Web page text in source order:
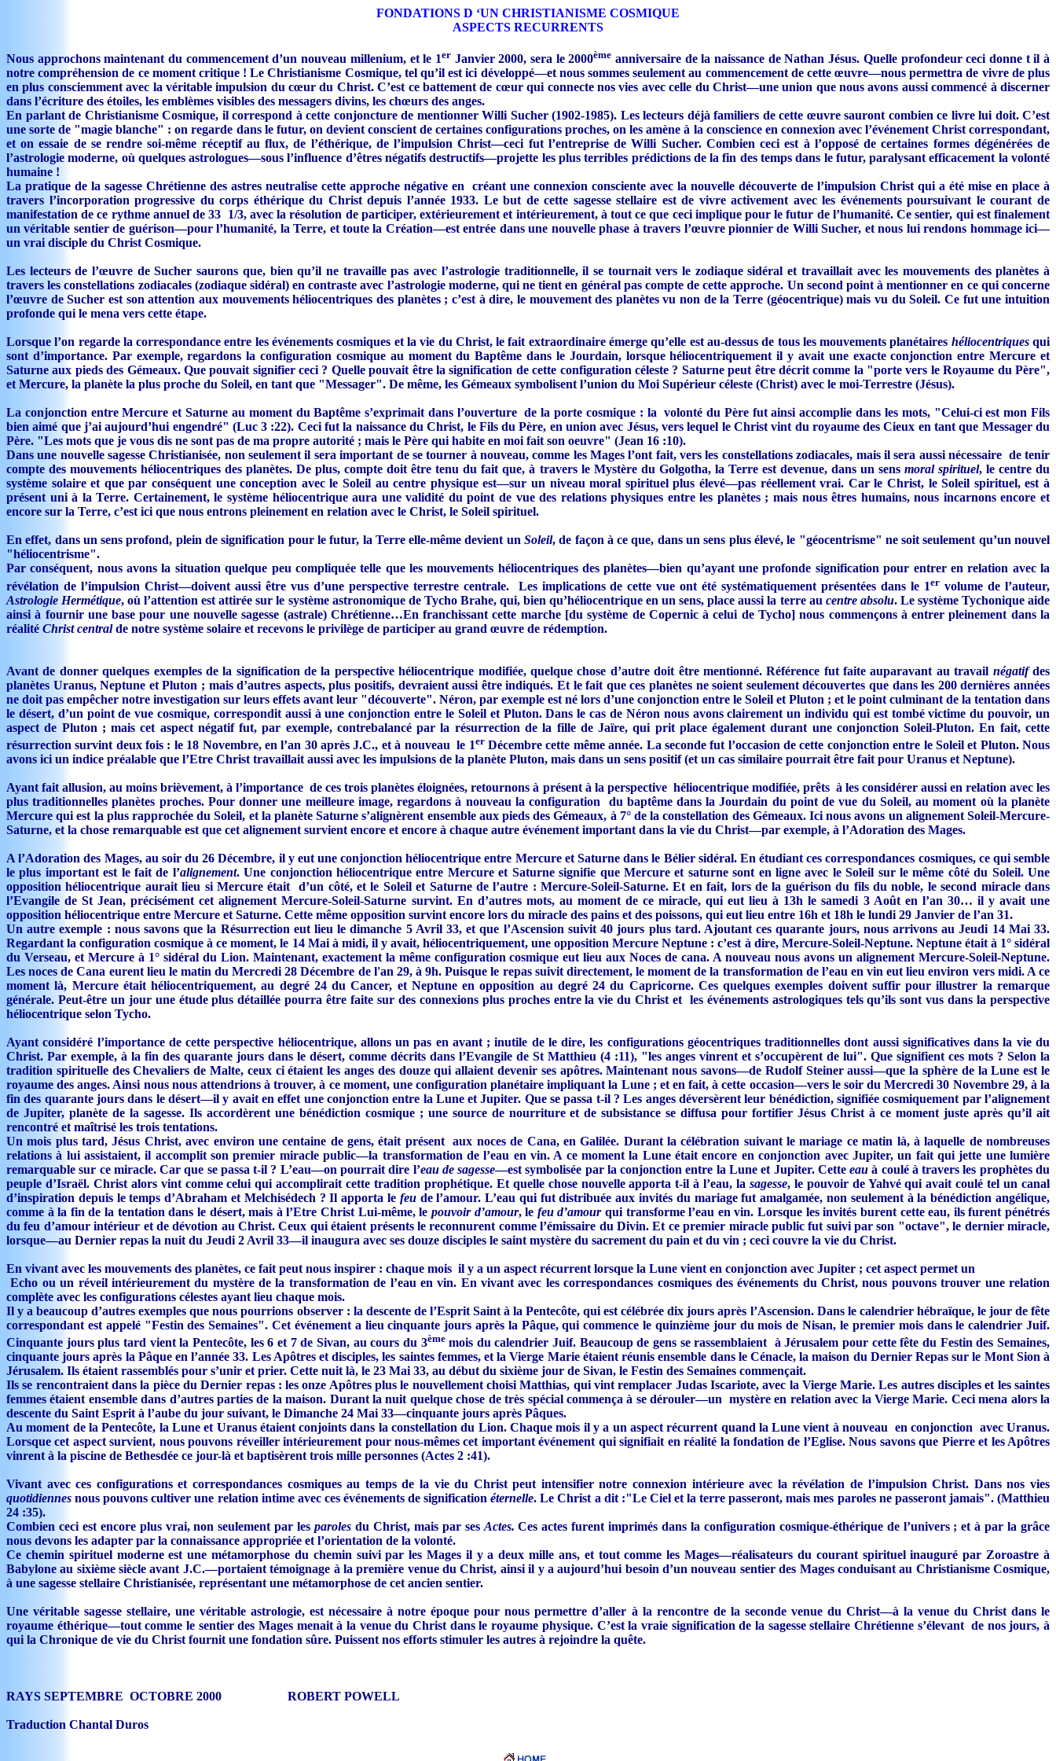
FONDATIONS D ‘UN CHRISTIANISME COSMIQUE
ASPECTS RECURRENTS
Nous approchons maintenant du commencement d’un nouveau millenium, et le 1erJanvier 2000, sera le 2000ème anniversaire de la naissance de Nathan Jésus. Quelle profondeur ceci donne t il à
notre compréhension de ce moment critique ! Le Christianisme Cosmique, tel qu’il est ici développé—et nous sommes seulement au commencement de cette œuvre—nous permettra de vivre de plus
en plus consciemment avec la véritable impulsion du cœur du Christ. C’est ce battement de cœur qui connecte nos vies avec celle du Christ—une union que nous avons aussi commencé à discerner
dans l’écriture des étoiles, les emblèmes visibles des messagers divins, les chœurs des anges.
En parlant de Christianisme Cosmique, il correspond à cette conjoncture de mentionner Willi Sucher (1902-1985). Les lecteurs déjà familiers de cette œuvre sauront combien ce livre lui doit. C’est
une sorte de "magie blanche" : on regarde dans le futur, on devient conscient de certaines configurations proches, on les amène à la conscience en connexion avec l’événement Christ correspondant,
et on essaie de se rendre soi-même réceptif au flux, de l’éthérique, de l’impulsion Christ—ceci fut l’entreprise de Willi Sucher. Combien ceci est à l’opposé de certaines formes dégénérées de
l’astrologie moderne, où quelques astrologues—sous l’influence d’êtres négatifs destructifs—projette les plus terribles prédictions de la fin des temps dans le futur, paralysant efficacement la volonté
humaine !
La pratique de la sagesse Chrétienne des astres neutralise cette approche négative en créant une connexion consciente avec la nouvelle découverte de l’impulsion Christ qui a été mise en place à
travers l’incorporation progressive du corps éthérique du Christ depuis l’année 1933. Le but de cette sagesse stellaire est de vivre activement avec les événements poursuivant le courant de
manifestation de ce rythme annuel de 33 1/3, avec la résolution de participer, extérieurement et intérieurement, à tout ce que ceci implique pour le futur de l’humanité. Ce sentier, qui est finalement
un véritable sentier de guérison—pour l’humanité, la Terre, et toute la Création—est entrée dans une nouvelle phase à travers l’œuvre pionnier de Willi Sucher, et nous lui rendons hommage ici—
un vrai disciple du Christ Cosmique.
Les lecteurs de l’œuvre de Sucher saurons que, bien qu’il ne travaille pas avec l’astrologie traditionnelle, il se tournait vers le zodiaque sidéral et travaillait avec les mouvements des planètes à
travers les constellations zodiacales (zodiaque sidéral) en contraste avec l’astrologie moderne, qui ne tient en général pas compte de cette approche. Un second point à mentionner en ce qui concerne
l’œuvre de Sucher est son attention aux mouvements héliocentriques des planètes ; c’est à dire, le mouvement des planètes vu non de la Terre (géocentrique) mais vu du Soleil. Ce fut une intuition
profonde qui le mena vers cette étape.
Lorsque l’on regarde la correspondance entre les événements cosmiques et la vie du Christ, le fait extraordinaire émerge qu’elle est au-dessus de tous les mouvements planétaires héliocentriquesqui
sont d’importance. Par exemple, regardons la configuration cosmique au moment du Baptême dans le Jourdain, lorsque héliocentriquement il y avait une exacte conjonction entre Mercure et
Saturne aux pieds des Gémeaux. Que pouvait signifier ceci ? Quelle pouvait être la signification de cette configuration céleste ? Saturne peut être décrit comme la "porte vers le Royaume du Père",
et Mercure, la planète la plus proche du Soleil, en tant que "Messager". De même, les Gémeaux symbolisent l’union du Moi Supérieur céleste (Christ) avec le moi-Terrestre (Jésus).
La conjonction entre Mercure et Saturne au moment du Baptême s’exprimait dans l’ouverture de la porte cosmique : la volonté du Père fut ainsi accomplie dans les mots, "Celui-ci est mon Fils
bien aimé que j’ai aujourd’hui engendré" (Luc 3 :22). Ceci fut la naissance du Christ, le Fils du Père, en union avec Jésus, vers lequel le Christ vint du royaume des Cieux en tant que Messager du
Père. "Les mots que je vous dis ne sont pas de ma propre autorité ; mais le Père qui habite en moi fait son oeuvre" (Jean 16 :10).
Dans une nouvelle sagesse Christianisée, non seulement il sera important de se tourner à nouveau, comme les Mages l’ont fait, vers les constellations zodiacales, mais il sera aussi nécessaire de tenir
compte des mouvements héliocentriques des planètes. De plus, compte doit être tenu du fait que, à travers le Mystère du Golgotha, la Terre est devenue, dans un sens moral spirituel, le centre du
système solaire et que par conséquent une conception avec le Soleil au centre physique est—sur un niveau moral spirituel plus élevé—pas réellement vrai. Car le Christ, le Soleil spirituel, est à
présent uni à la Terre. Certainement, le système héliocentrique aura une validité du point de vue des relations physiques entre les planètes ; mais nous êtres humains, nous incarnons encore et
encore sur la Terre, c’est ici que nous entrons pleinement en relation avec le Christ, le Soleil spirituel.
En effet, dans un sens profond, plein de signification pour le futur, la Terre elle-même devient un Soleil, de façon à ce que, dans un sens plus élevé, le "géocentrisme" ne soit seulement qu’un nouvel
"héliocentrisme".
Par conséquent, nous avons la situation quelque peu compliquée telle que les mouvements héliocentriques des planètes—bien qu’ayant une profonde signification pour entrer en relation avec la
révélation de l’impulsion Christ—doivent aussi être vus d’une perspective terrestre centrale. Les implications de cette vue ont été systématiquement présentées dans le 1er volume de l’auteur,
Astrologie Hermétique, où l’attention est attirée sur le système astronomique de Tycho Brahe, qui, bien qu’héliocentrique en un sens, place aussi la terre au centre absolu. Le système Tychonique aide
ainsi à fournir une base pour une nouvelle sagesse (astrale) Chrétienne…En franchissant cette marche [du système de Copernic à celui de Tycho] nous commençons à entrer pleinement dans la
réalité Christ centralde notre système solaire et recevons le privilège de participer au grand œuvre de rédemption.
Avant de donner quelques exemples de la signification de la perspective héliocentrique modifiée, quelque chose d’autre doit être mentionné. Référence fut faite auparavant au travail négatifdes
planètes Uranus, Neptune et Pluton ; mais d’autres aspects, plus positifs, devraient aussi être indiqués. Et le fait que ces planètes ne soient seulement découvertes que dans les 200 dernières années
ne doit pas empêcher notre investigation sur leurs effets avant leur "découverte". Néron, par exemple est né lors d’une conjonction entre le Soleil et Pluton ; et le point culminant de la tentation dans
le désert, d’un point de vue cosmique, correspondit aussi à une conjonction entre le Soleil et Pluton. Dans le cas de Néron nous avons clairement un individu qui est tombé victime du pouvoir, un
aspect de Pluton ; mais cet aspect négatif fut, par exemple, contrebalancé par la résurrection de la fille de Jaïre, qui prit place également durant une conjonction Soleil-Pluton. En fait, cette
résurrection survint deux fois : le 18 Novembre, en l’an 30 après J.C., et à nouveau le 1erDécembre cette même année. La seconde fut l’occasion de cette conjonction entre le Soleil et Pluton. Nous
avons ici un indice préalable que l’Etre Christ travaillait aussi avec les impulsions de la planète Pluton, mais dans un sens positif (et un cas similaire pourrait être fait pour Uranus et Neptune).
Ayant fait allusion, au moins brièvement, à l’importance de ces trois planètes éloignées, retournons à présent à la perspective héliocentrique modifiée, prêts à les considérer aussi en relation avec les
plus traditionnelles planètes proches. Pour donner une meilleure image, regardons à nouveau la configuration du baptême dans la Jourdain du point de vue du Soleil, au moment où la planète
Mercure qui est la plus rapprochée du Soleil, et la planète Saturne s’alignèrent ensemble aux pieds des Gémeaux, à 7° de la constellation des Gémeaux. Ici nous avons un alignement Soleil-Mercure-
Saturne, et la chose remarquable est que cet alignement survient encore et encore à chaque autre événement important dans la vie du Christ—par exemple, à l’Adoration des Mages.
A l’Adoration des Mages, au soir du 26 Décembre, il y eut une conjonction héliocentrique entre Mercure et Saturne dans le Bélier sidéral. En étudiant ces correspondances cosmiques, ce qui semble
le plus important est le fait de l’alignement. Une conjonction héliocentrique entre Mercure et Saturne signifie que Mercure et saturne sont en ligne avec le Soleil sur le même côté du Soleil. Une
opposition héliocentrique aurait lieu si Mercure était d’un côté, et le Soleil et Saturne de l’autre : Mercure-Soleil-Saturne. Et en fait, lors de la guérison du fils du noble, le second miracle dans
l’Evangile de St Jean, précisément cet alignement Mercure-Soleil-Saturne survint. En d’autres mots, au moment de ce miracle, qui eut lieu à 13h le samedi 3 Août en l’an 30… il y avait une
opposition héliocentrique entre Mercure et Saturne. Cette même opposition survint encore lors du miracle des pains et des poissons, qui eut lieu entre 16h et 18h le lundi 29 Janvier de l’an 31.
Un autre exemple : nous savons que la Résurrection eut lieu le dimanche 5 Avril 33, et que l’Ascension suivit 40 jours plus tard. Ajoutant ces quarante jours, nous arrivons au Jeudi 14 Mai 33.
Regardant la configuration cosmique à ce moment, le 14 Mai à midi, il y avait, héliocentriquement, une opposition Mercure Neptune : c’est à dire, Mercure-Soleil-Neptune. Neptune était à 1° sidéral
du Verseau, et Mercure à 1° sidéral du Lion. Maintenant, exactement la même configuration cosmique eut lieu aux Noces de cana. A nouveau nous avons un alignement Mercure-Soleil-Neptune.
Les noces de Cana eurent lieu le matin du Mercredi 28 Décembre de l'an 29, à 9h. Puisque le repas suivit directement, le moment de la transformation de l’eau en vin eut lieu environ vers midi. A ce
moment là, Mercure était héliocentriquement, au degré 24 du Cancer, et Neptune en opposition au degré 24 du Capricorne. Ces quelques exemples doivent suffir pour illustrer la remarque
générale. Peut-être un jour une étude plus détaillée pourra être faite sur des connexions plus proches entre la vie du Christ et les événements astrologiques tels qu’ils sont vus dans la perspective
héliocentrique selon Tycho.
Ayant considéré l’importance de cette perspective héliocentrique, allons un pas en avant ; inutile de le dire, les configurations géocentriques traditionnelles dont aussi significatives dans la vie du
Christ. Par exemple, à la fin des quarante jours dans le désert, comme décrits dans l’Evangile de St Matthieu (4 :11), "les anges vinrent et s’occupèrent de lui". Que signifient ces mots ? Selon la
tradition spirituelle des Chevaliers de Malte, ceux ci étaient les anges des douze qui allaient devenir ses apôtres. Maintenant nous savons—de Rudolf Steiner aussi—que la sphère de la Lune est le
royaume des anges. Ainsi nous nous attendrions à trouver, à ce moment, une configuration planétaire impliquant la Lune ; et en fait, à cette occasion—vers le soir du Mercredi 30 Novembre 29, à la
fin des quarante jours dans le désert—il y avait en effet une conjonction entre la Lune et Jupiter. Que se passa t-il ? Les anges déversèrent leur bénédiction, signifiée cosmiquement par l’alignement
de Jupiter, planète de la sagesse. Ils accordèrent une bénédiction cosmique ; une source de nourriture et de subsistance se diffusa pour fortifier Jésus Christ à ce moment juste après qu’il ait
rencontré et maîtrisé les trois tentations.
Un mois plus tard, Jésus Christ, avec environ une centaine de gens, était présent aux noces de Cana, en Galilée. Durant la célébration suivant le mariage ce matin là, à laquelle de nombreuses
relations à lui assistaient, il accomplit son premier miracle public—la transformation de l’eau en vin. A ce moment la Lune était encore en conjonction avec Jupiter, un fait qui jette une lumière
remarquable sur ce miracle. Car que se passa t-il ? L’eau—on pourrait dire l’eau de sagesse—est symbolisée par la conjonction entre la Lune et Jupiter. Cetteeau à coulé à travers les prophètes du
peuple d’Israël. Christ alors vint comme celui qui accomplirait cette tradition prophétique. Et quelle chose nouvelle apporta t-il à l’eau, la sagesse, le pouvoir de Yahvé qui avait coulé tel un canal
d’inspiration depuis le temps d’Abraham et Melchisédech ? Il apporta le feude l’amour. L’eau qui fut distribuée aux invités du mariage fut amalgamée, non seulement à la bénédiction angélique,
comme à la fin de la tentation dans le désert, mais à l’Etre Christ Lui-même, le pouvoir d’amour, le feu d’amourqui transforme l’eau en vin. Lorsque les invités burent cette eau, ils furent pénétrés
du feu d’amour intérieur et de dévotion au Christ. Ceux qui étaient présents le reconnurent comme l’émissaire du Divin. Et ce premier miracle public fut suivi par son "octave", le dernier miracle,
lorsque—au Dernier repas la nuit du Jeudi 2 Avril 33—il inaugura avec ses douze disciples le saint mystère du sacrement du pain et du vin ; ceci couvre la vie du Christ.
En vivant avec les mouvements des planètes, ce fait peut nous inspirer : chaque mois il y a un aspect récurrent lorsque la Lune vient en conjonction avec Jupiter ; cet aspect permet un
Echo ou un réveil intérieurement du mystère de la transformation de l’eau en vin. En vivant avec les correspondances cosmiques des événements du Christ, nous pouvons trouver une relation
complète avec les configurations célestes ayant lieu chaque mois.
Il y a beaucoup d’autres exemples que nous pourrions observer : la descente de l’Esprit Saint à la Pentecôte, qui est célébrée dix jours après l’Ascension. Dans le calendrier hébraïque, le jour de fête
correspondant est appelé "Festin des Semaines". Cet événement a lieu cinquante jours après la Pâque, qui commence le quinzième jour du mois de Nisan, le premier mois dans le calendrier Juif.
Cinquante jours plus tard vient la Pentecôte, les 6 et 7 de Sivan, au cours du 3èmemois du calendrier Juif. Beaucoup de gens se rassemblaient à Jérusalem pour cette fête du Festin des Semaines,
cinquante jours après la Pâque en l’année 33. Les Apôtres et disciples, les saintes femmes, et la Vierge Marie étaient réunis ensemble dans le Cénacle, la maison du Dernier Repas sur le Mont Sion à
Jérusalem. Ils étaient rassemblés pour s’unir et prier. Cette nuit là, le 23 Mai 33, au début du sixième jour de Sivan, le Festin des Semaines commençait.
Ils se rencontraient dans la pièce du Dernier repas : les onze Apôtres plus le nouvellement choisi Matthias, qui vint remplacer Judas Iscariote, avec la Vierge Marie. Les autres disciples et les saintes
femmes étaient ensemble dans d’autres parties de la maison. Durant la nuit quelque chose de très spécial commença à se dérouler—un mystère en relation avec la Vierge Marie. Ceci mena alors la
descente du Saint Esprit à l’aube du jour suivant, le Dimanche 24 Mai 33—cinquante jours après Pâques.
Au moment de la Pentecôte, la Lune et Uranus étaient conjoints dans la constellation du Lion. Chaque mois il y a un aspect récurrent quand la Lune vient à nouveau en conjonction avec Uranus.
Lorsque cet aspect survient, nous pouvons réveiller intérieurement pour nous-mêmes cet important événement qui signifiait en réalité la fondation de l’Eglise. Nous savons que Pierre et les Apôtres
vinrent à la piscine de Bethesdée ce jour-là et baptisèrent trois mille personnes (Actes 2 :41).
Vivant avec ces configurations et correspondances cosmiques au temps de la vie du Christ peut intensifier notre connexion intérieure avec la révélation de l’impulsion Christ. Dans nos vies
quotidiennes nous pouvons cultiver une relation intime avec ces événements de significationéternelle. Le Christ a dit :"Le Ciel et la terre passeront, mais mes paroles ne passeront jamais". (Matthieu
24 :35).
Combien ceci est encore plus vrai, non seulement par lesparoles du Christ, mais par ses Actes.Ces actes furent imprimés dans la configuration cosmique-éthérique de l’univers ; et à par la grâce
nous devons les adapter par la connaissance appropriée et l’orientation de la volonté.
Ce chemin spirituel moderne est une métamorphose du chemin suivi par les Mages il y a deux mille ans, et tout comme les Mages—réalisateurs du courant spirituel inauguré par Zoroastre à
Babylone au sixième siècle avant J.C.—portaient témoignage à la première venue du Christ, ainsi il y a aujourd’hui besoin d’un nouveau sentier des Mages conduisant au Christianisme Cosmique,
à une sagesse stellaire Christianisée, représentant une métamorphose de cet ancien sentier.
Une véritable sagesse stellaire, une véritable astrologie, est nécessaire à notre époque pour nous permettre d’aller à la rencontre de la seconde venue du Christ—à la venue du Christ dans le
royaume éthérique—tout comme le sentier des Mages menait à la venue du Christ dans le royaume physique. C’est la vraie signification de la sagesse stellaire Chrétienne s’élevant de nos jours, à
qui la Chronique de vie du Christ fournit une fondation sûre. Puissent nos efforts stimuler les autres à rejoindre la quête.
RAYS SEPTEMBRE OCTOBRE 2000 ROBERT POWELL
Traduction Chantal Duros